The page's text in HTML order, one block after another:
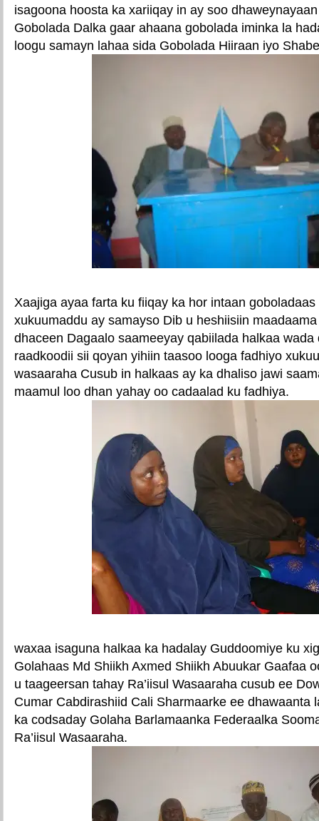
isagoona hoosta ka xariiqay in ay soo
Gobolada Dalka gaar ahaana gobolada iminka la
loogu samayn lahaa sida Gobolada Hiiraan iyo
Xaajiga ayaa farta ku fiiqay ka hor intaan
xukuumaddu ay samayso Dib u heshiisiin
dhaceen Dagaalo saameeyay qabiilada halkaa wada
raadkoodii sii qoyan yihiin taasoo looga fadhiyo
wasaaraha Cusub in halkaas ay ka dhaliso jawi
maamul loo dhan yahay oo cadaalad ku fadhiya.
waxaa isaguna halkaa ka hadalay Guddoomiye ku
Golahaas Md Shiikh Axmed Shiikh Abuukar Gaafaa
u taageersan tahay Ra’iisul Wasaaraha cusub ee
Cumar Cabdirashiid Cali Sharmaarke ee dhawaanta
ka codsaday Golaha Barlamaanka Federaalka
Ra’iisul Wasaaraha.